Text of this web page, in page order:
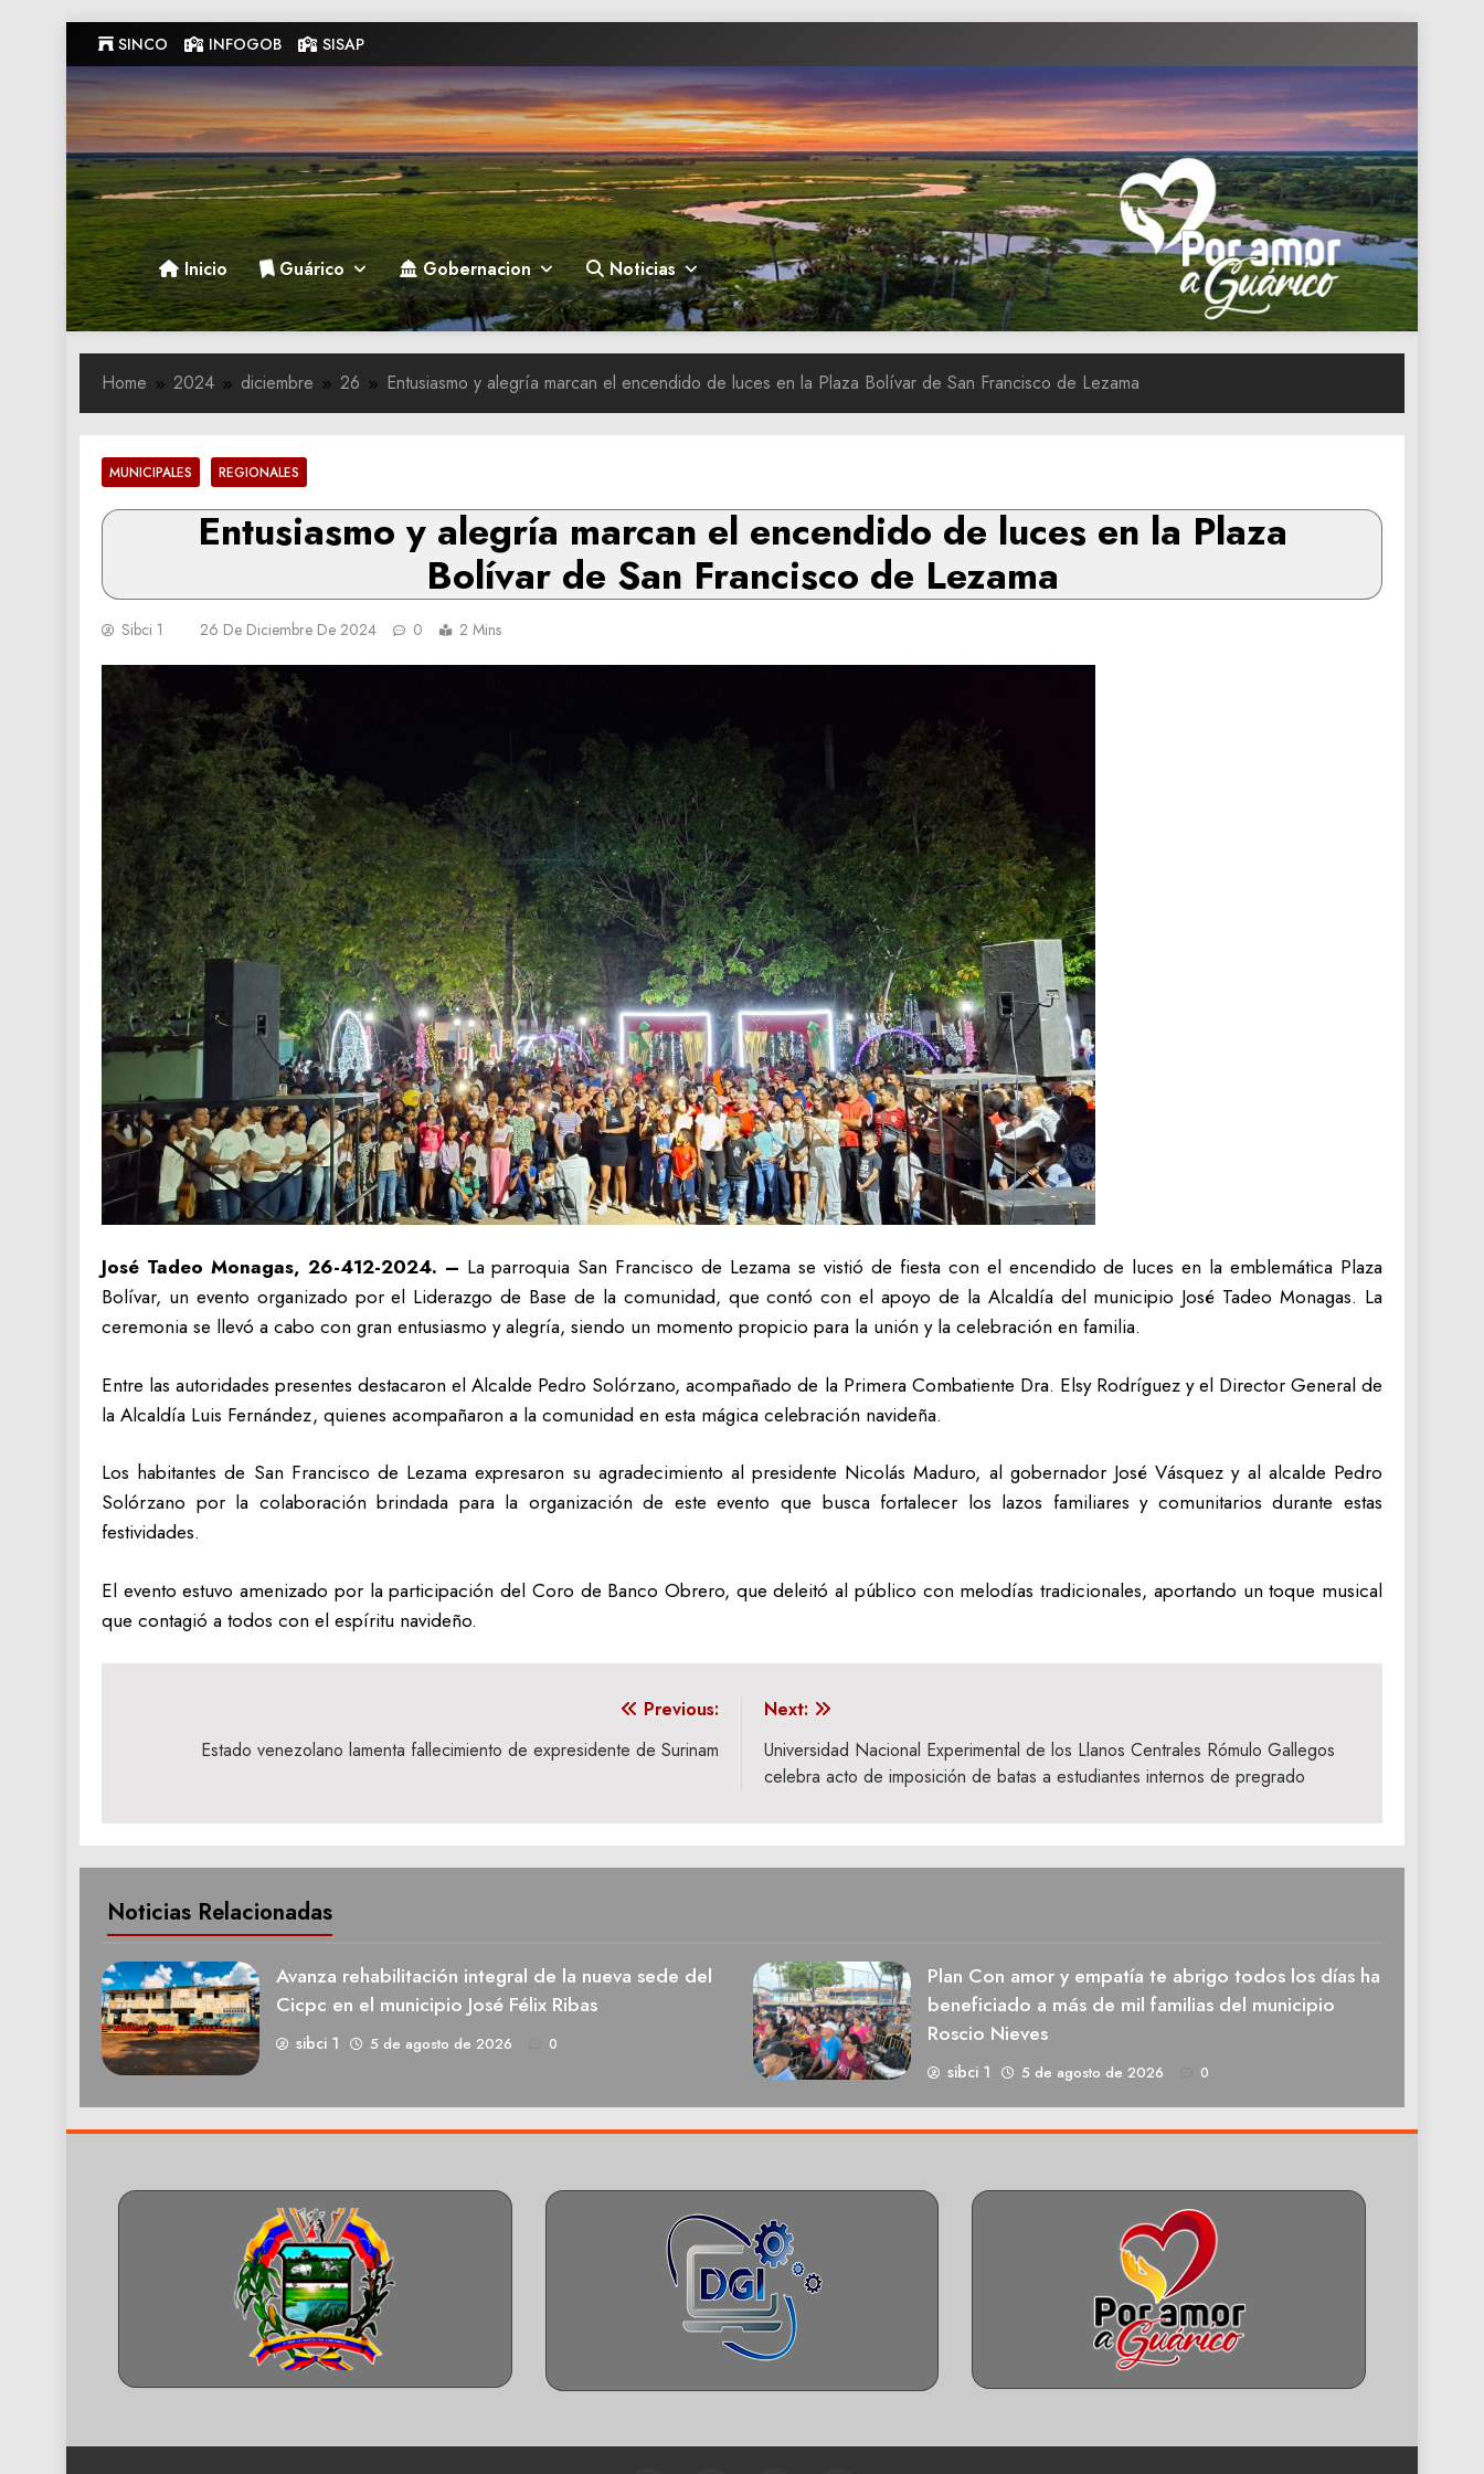
to
content
SINCO INFOGOB SISAP
Gobernacion de Guarico
Gobernacion de Guarico
Inicio Guárico Gobernacion Noticias
Home 2024 diciembre 26 Entusiasmo y alegría marcan el encendido de luces en la Plaza Bolívar de San Francisco de Lezama
MUNICIPALES REGIONALES
Entusiasmo y alegría marcan el encendido de luces en la Plaza
Bolívar de San Francisco de Lezama
Sibci 1 26 De Diciembre De 2024 0 2 Mins
José Tadeo Monagas, 26-412-2024. – La parroquia San Francisco de Lezama se vistió de fiesta con el encendido de luces en la emblemática Plaza
Bolívar, un evento organizado por el Liderazgo de Base de la comunidad, que contó con el apoyo de la Alcaldía del municipio José Tadeo Monagas. La
ceremonia se llevó a cabo con gran entusiasmo y alegría, siendo un momento propicio para la unión y la celebración en familia.
Entre las autoridades presentes destacaron el Alcalde Pedro Solórzano, acompañado de la Primera Combatiente Dra. Elsy Rodríguez y el Director General de
la Alcaldía Luis Fernández, quienes acompañaron a la comunidad en esta mágica celebración navideña.
Los habitantes de San Francisco de Lezama expresaron su agradecimiento al presidente Nicolás Maduro, al gobernador José Vásquez y al alcalde Pedro
Solórzano por la colaboración brindada para la organización de este evento que busca fortalecer los lazos familiares y comunitarios durante estas
festividades.
El evento estuvo amenizado por la participación del Coro de Banco Obrero, que deleitó al público con melodías tradicionales, aportando un toque musical
que contagió a todos con el espíritu navideño.
Previous:
Estado venezolano lamenta fallecimiento de expresidente de Surinam
Next:
Universidad Nacional Experimental de los Llanos Centrales Rómulo Gallegos
celebra acto de imposición de batas a estudiantes internos de pregrado
Noticias Relacionadas
Avanza rehabilitación integral de la nueva sede del
Cicpc en el municipio José Félix Ribas
sibci 1 5 de agosto de 2026 0
Plan Con amor y empatía te abrigo todos los días ha
beneficiado a más de mil familias del municipio
Roscio Nieves
sibci 1 5 de agosto de 2026 0